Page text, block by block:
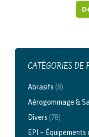
CATÉGORIES DE
Abrasifs (8)
Aérogommage &
Divers (78)
EPI –